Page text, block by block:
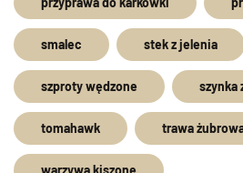
smalec stek z jelenia
szproty wędzone szynka
tomahawk trawa